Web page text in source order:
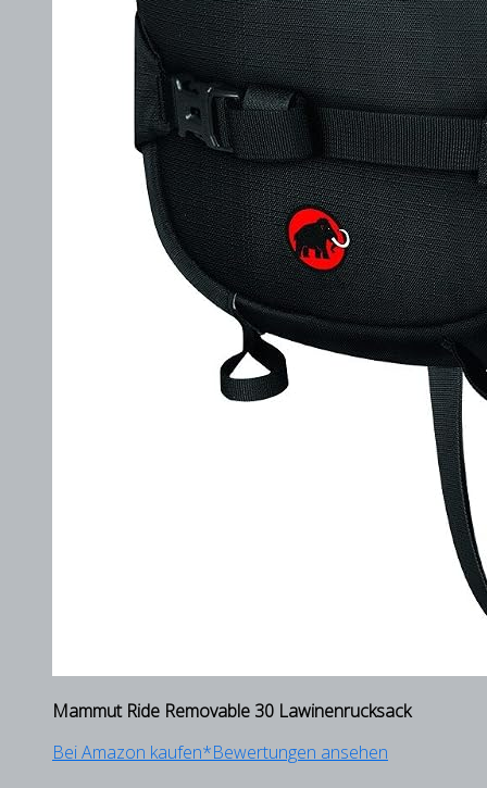
Mammut Ride Removable 30 Lawinenrucksack
Bei Amazon kaufen*Bewertungen ansehen